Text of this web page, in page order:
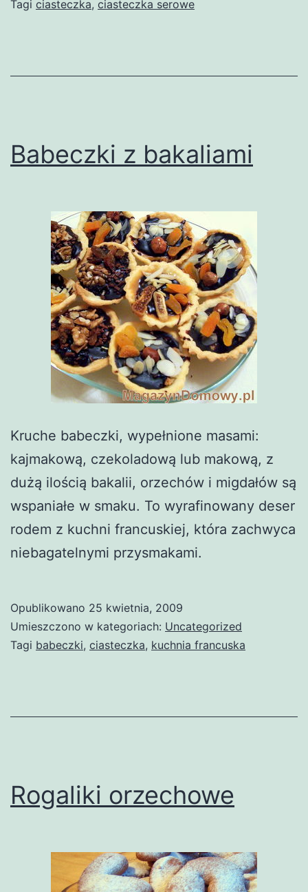
Tagi ciasteczka, ciasteczka serowe
Babeczki z bakaliami
Kruche babeczki, wypełnione masami:
kajmakową, czekoladową lub makową, z
dużą ilością bakalii, orzechów i migdałów są
wspaniałe w smaku. To wyrafinowany deser
rodem z kuchni francuskiej, która zachwyca
niebagatelnymi przysmakami.
Opublikowano 25 kwietnia, 2009
Umieszczono w kategoriach: Uncategorized
Tagi babeczki, ciasteczka, kuchnia francuska
Rogaliki orzechowe